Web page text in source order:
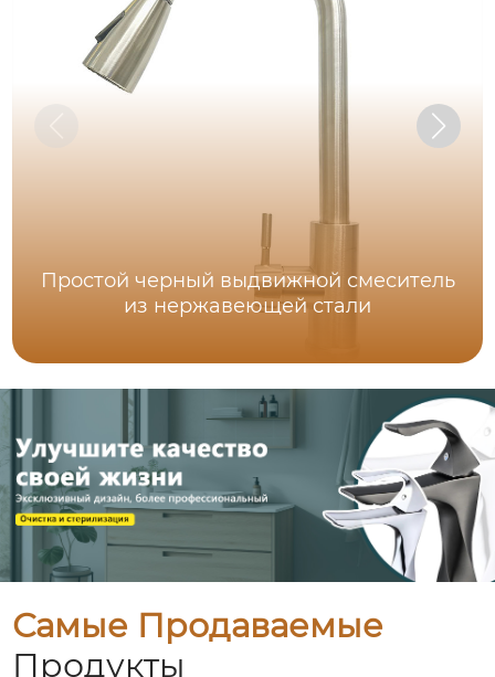
Простой черный выдвижной смеситель
из нержавеющей стали
Самые Продаваемые
Продукты